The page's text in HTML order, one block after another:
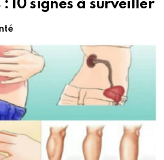
: 10 signes à surveiller